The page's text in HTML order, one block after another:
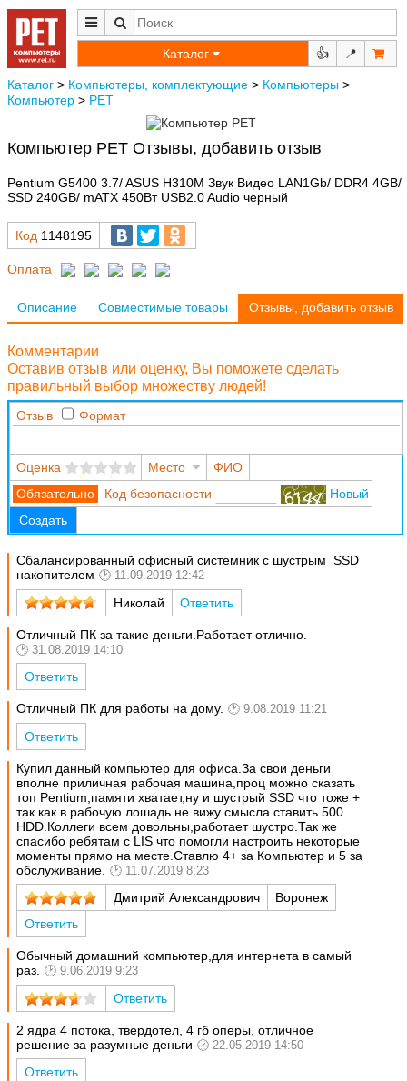
Каталог 👍 📍
Каталог > Компьютеры, комплектующие > Компьютеры >
Компьютер > РЕТ
Компьютер РЕТ Отзывы, добавить отзыв
Pentium G5400 3.7/ ASUS H310M Звук Видео LAN1Gb/ DDR4 4GB/
SSD 240GB/ mATX 450Вт USB2.0 Audio черный
Код 1148195
Оплата
Описание Совместимые товары Отзывы, добавить отзыв
Комментарии
Оставив отзыв или оценку, Вы поможете сделать
правильный выбор множеству людей!
Отзыв Формат
Оценка Место
ФИО
Код безопасности
Новый
Создать
Сбалансированный офисный системник с шустрым SSD
накопителем
11.09.2019 12:42
Николай Ответить
Отличный ПК за такие деньги.Работает отлично.
31.08.2019 14:10
Ответить
Отличный ПК для работы на дому. 9.08.2019 11:21
Ответить
Купил данный компьютер для офиса.За свои деньги
вполне приличная рабочая машина,проц можно сказать
топ Pentium,памяти хватает,ну и шустрый SSD что тоже +
так как в рабочую лошадь не вижу смысла ставить 500
HDD.Коллеги всем довольны,работает шустро.Так же
спасибо ребятам с LIS что помогли настроить некоторые
моменты прямо на месте.Ставлю 4+ за Компьютер и 5 за
обслуживание.
11.07.2019 8:23
Дмитрий Александрович
Воронеж
Ответить
Обычный домашний компьютер,для интернета в самый
раз.
9.06.2019 9:23
Ответить
2 ядра 4 потока, твердотел, 4 гб оперы, отличное
решение за разумные деньги
22.05.2019 14:50
Ответить